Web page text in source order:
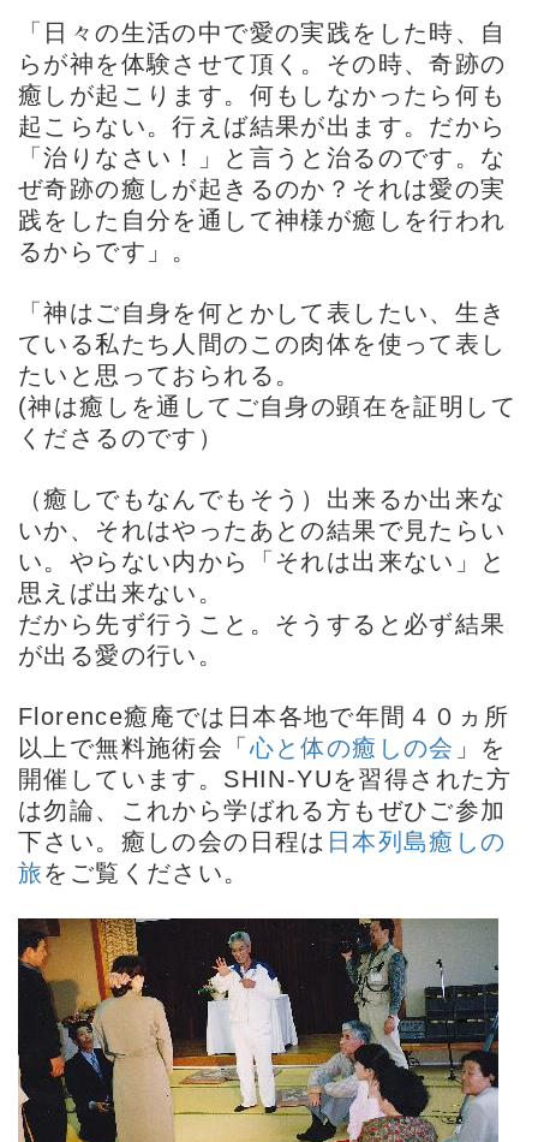
「日々の生活の中で愛の実践をした時、自
らが神を体験させて頂く。その時、奇跡の
癒しが起こります。何もしなかったら何も
起こらない。行えば結果が出ます。だから
「治りなさい！」と言うと治るのです。な
ぜ奇跡の癒しが起きるのか？それは愛の実
践をした自分を通して神様が癒しを行われ
るからです」。
「神はご自身を何とかして表したい、生き
ている私たち人間のこの肉体を使って表し
たいと思っておられる。
(神は癒しを通してご自身の顕在を証明して
くださるのです）
（癒しでもなんでもそう）出来るか出来な
いか、それはやったあとの結果で見たらい
い。やらない内から「それは出来ない」と
思えば出来ない。
だから先ず行うこと。そうすると必ず結果
が出る愛の行い。
Florence癒庵では日本各地で年間４０ヵ所
以上で無料施術会「心と体の癒しの会 」を
開催しています。SHIN-YUを習得された方
は勿論、これから学ばれる方もぜひご参加
下さい。癒しの会の日程は 日本列島癒しの
旅をご覧ください。